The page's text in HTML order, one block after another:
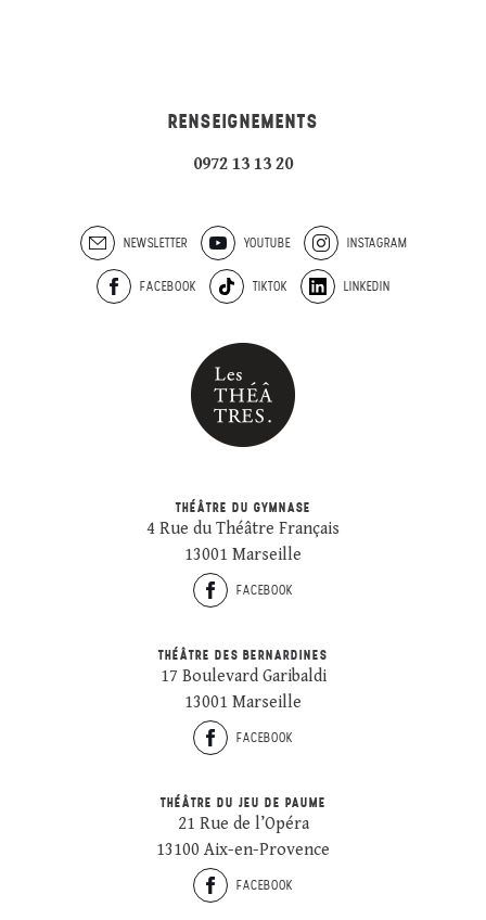
RENSEIGNEMENTS
0972 13 13 20
NEWSLETTER YOUTUBE INSTAGRAM
FACEBOOK TIKTOK LINKEDIN
THÉÂTRE DU GYMNASE
4 Rue du Théâtre Français
13001 Marseille
FACEBOOK
THÉÂTRE DES BERNARDINES
17 Boulevard Garibaldi
13001 Marseille
FACEBOOK
THÉÂTRE DU JEU DE PAUME
21 Rue de l’Opéra
13100 Aix-en-Provence
FACEBOOK